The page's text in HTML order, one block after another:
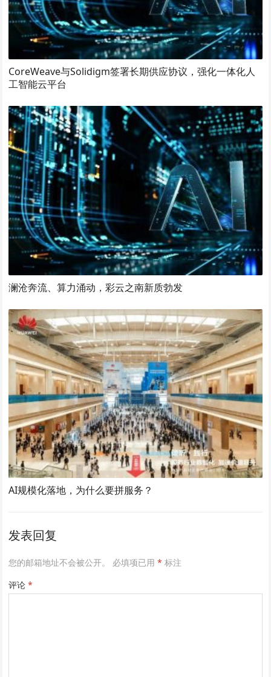
CoreWeave与Solidigm签署长期供应协议，强化一体化人
工智能云平台
澜沧奔流、算力涌动，彩云之南新质勃发
AI规模化落地，为什么要拼服务？
发表回复
您的邮箱地址不会被公开。 必填项已用* 标注
评论*